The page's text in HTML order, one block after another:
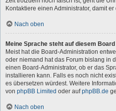
Kontaktiere einen Administrator, damit
Nach oben
Meine Sprache steht auf diesem
Meist hat die Board-Administration
oder niemand hat das Forum bislang in
einen Board-Administrator, ob er das
installieren kann. Falls es noch nicht
es übersetzen würdest. Weitere
von phpBB Limited oder aufphpBB.de
Nach oben